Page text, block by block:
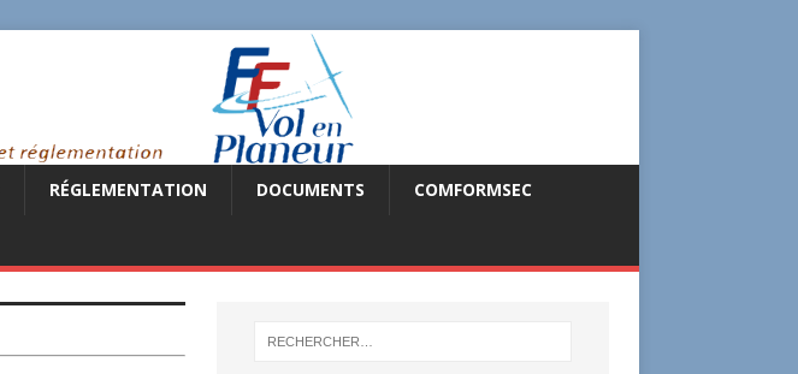
RÉGLEMENTATION DOCUMENTS COMFORMSEC